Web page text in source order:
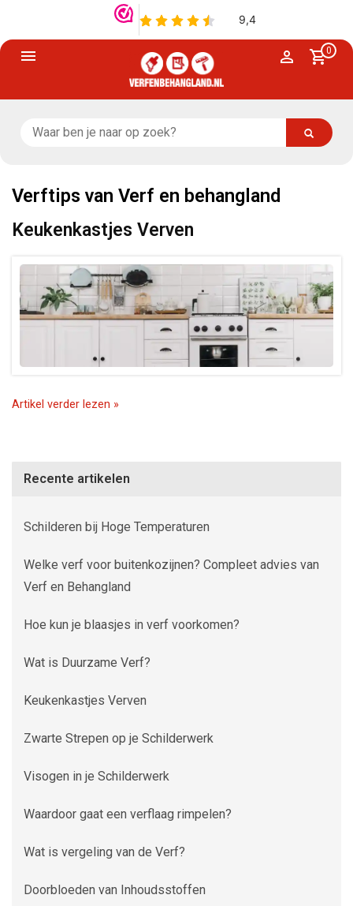
0
Verftips van Verf en behangland
Keukenkastjes Verven
Artikel verder lezen »
Recente artikelen
Schilderen bij Hoge Temperaturen
Welke verf voor buitenkozijnen? Compleet advies van
Verf en Behangland
Hoe kun je blaasjes in verf voorkomen?
Wat is Duurzame Verf?
Keukenkastjes Verven
Zwarte Strepen op je Schilderwerk
Visogen in je Schilderwerk
Waardoor gaat een verflaag rimpelen?
Wat is vergeling van de Verf?
Doorbloeden van Inhoudsstoffen